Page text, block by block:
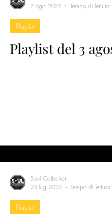
Playlist del 3
Playlist
7 ago 2022
Tempo di
Playlist
Soul Collection
23 lug 2022
Tempo di